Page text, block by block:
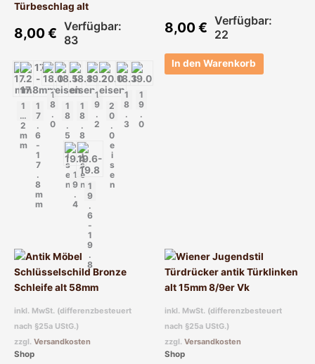
Türbeschlag alt
8,00€ Verfügbar:
83
Produktseite
gewählt
1
7.
2
m
m
1
7
.
6
-
1
7
.
8
m
m
1
8
.
0
1
8
.
5
e
i
s
e
n
1
8
.
8
e
i
s
e
n
1
9
.
2
2
0
.
0
e
i
s
e
n
1
8
.
3
1
9
.
0
1
9
.
4
1
9
.
6
-
1
9
.
8
8,00€ Verfügbar:
22
In den Warenkorb
inkl. MwSt. (differenzbesteuert
nach §25a UStG.)
zzgl. Versandkosten
Shop
inkl. MwSt. (differenzbesteuert
nach §25a UStG.)
zzgl. Versandkosten
Shop